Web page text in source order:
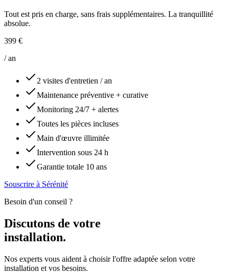
Tout est pris en charge, sans frais supplémentaires. La tranquillité
absolue.
399 €
/ an
2 visites d'entretien / an
Maintenance préventive + curative
Monitoring 24/7 + alertes
Toutes les pièces incluses
Main d'œuvre illimitée
Intervention sous 24 h
Garantie totale 10 ans
Souscrire à Sérénité
Besoin d'un conseil ?
Discutons de votre
installation.
Nos experts vous aident à choisir l'offre adaptée selon votre
installation et vos besoins.